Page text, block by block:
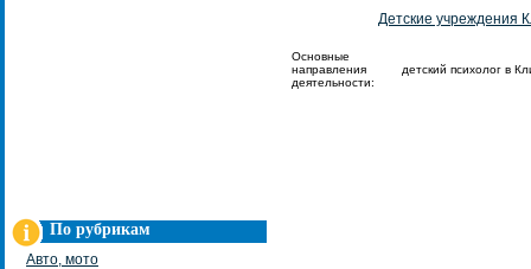
По рубрикам
Авто, мото
Детские учреждения
Основные
направления
деятельности:
детский психолог в